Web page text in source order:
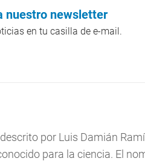
nuestro newsletter
en tu casilla de e-mail.
por Luis Damián
para la ciencia. El